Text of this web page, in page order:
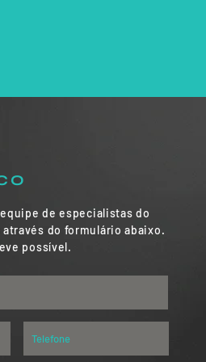
de especialistas do
do formulário abaixo.
possível.